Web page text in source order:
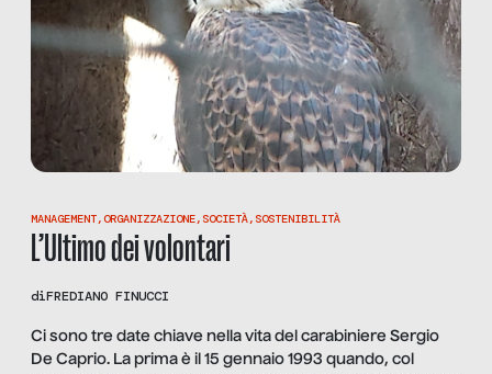
MANAGEMENT,ORGANIZZAZIONE, SOCIETÀ, SOSTENIBILITÀ
L’Ultimo dei volontari
diFREDIANO FINUCCI
Ci sono tre date chiave nella vita del carabiniere Sergio
De Caprio. La prima è il 15 gennaio 1993 quando, col